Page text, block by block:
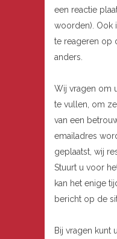
een reactie
woorden). Ook
te reageren op
anders.
Wij vragen om
te vullen, om
van een
emailadres
geplaatst, wij
Stuurt u voor
kan het enige
bericht op de
Bij vragen kunt